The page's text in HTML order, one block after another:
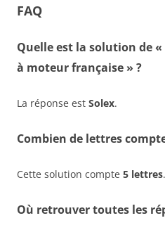
FAQ
Quelle est la solution de
à moteur française » ?
La réponse est Solex.
Combien de lettres
Cette solution compte 5 lettres.
Où retrouver toutes les